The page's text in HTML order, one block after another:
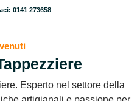
Esperto nel settore della
0141 273658